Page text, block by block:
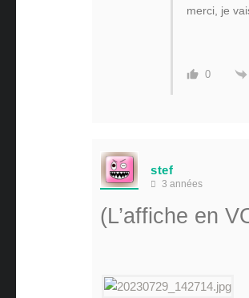
merci, je
0
stef
3 années
(L’affiche en